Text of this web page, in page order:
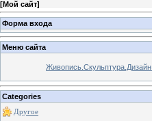
[Мой сайт]
Форма входа
Меню сайта
Живопись.Скульптура.Дизайн.
Categories
Другое